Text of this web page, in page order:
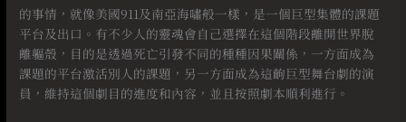
的事情，就像美國911及南亞海嘯般一樣，是一個巨型集體的課題
平台及出口。有不少人的靈魂會自己選擇在這個階段離開世界脫
離軀殼，目的是透過死亡引發不同的種種因果關係，一方面成為
課題的平台激活別人的課題，另一方面成為這齣巨型舞台劇的演
員，維持這個劇目的進度和內容，並且按照劇本順利進行。